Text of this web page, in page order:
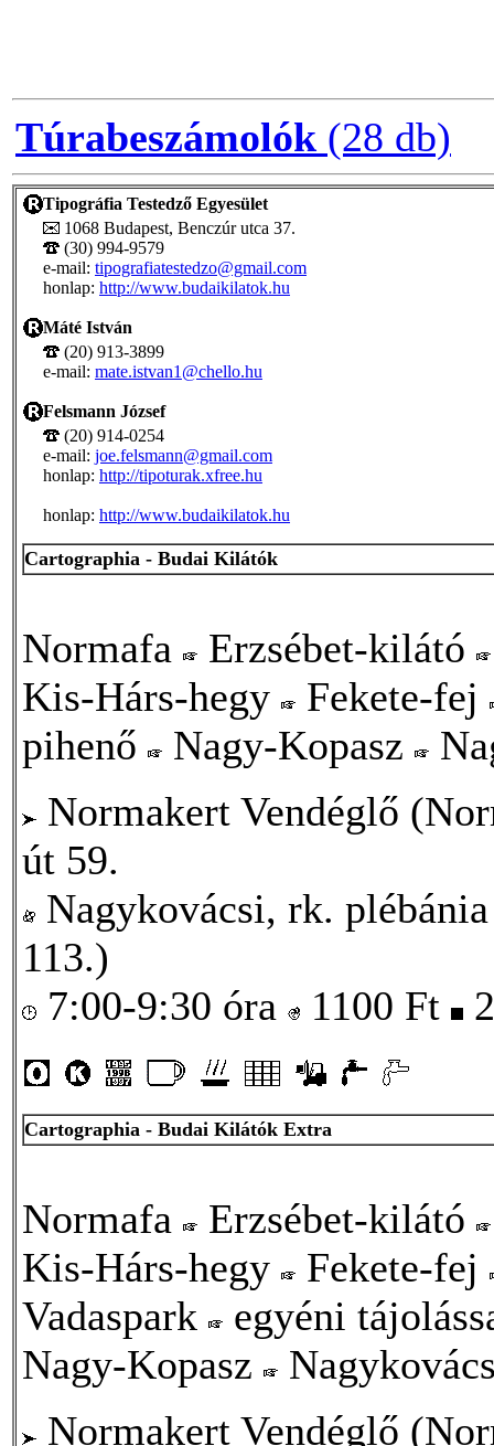
Túrabeszámolók (28 db)
Tipográfia Testedző Egyesület
1068 Budapest, Benczúr utca 37.
(30) 994-9579
e-mail: tipografiatestedzo@gmail.com
honlap: http://www.budaikilatok.hu
Máté István
(20) 913-3899
e-mail: mate.istvan1@chello.hu
Felsmann József
(20) 914-0254
e-mail: joe.felsmann@gmail.com
honlap: http://tipoturak.xfree.hu
honlap: http://www.budaikilatok.hu
Cartographia - Budai Kilátók
Normafa Erzsébet-kilátó
Kis-Hárs-hegy
Fekete-fej
pihenő
Nagy-Kopasz
Normakert Vendéglő
út 59.
Nagykovácsi, rk.
113.)
7:00-9:30 óra
1100 Ft
Cartographia - Budai Kilátók Extra
Normafa Erzsébet-kilátó
Kis-Hárs-hegy
Fekete-fej
Vadaspark
egyéni
Nagy-Kopasz
Normakert Vendéglő